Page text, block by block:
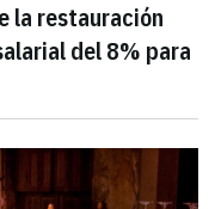
la restauración
del 8% para